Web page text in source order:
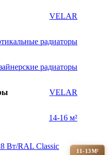
VELAR
радиаторы
радиаторы
VELAR
14-16 м²
11-13М²